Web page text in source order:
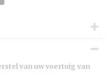
van uw voertuig van